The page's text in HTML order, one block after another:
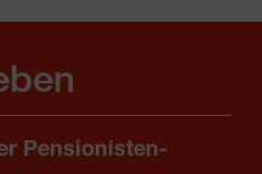
Pensionisten-